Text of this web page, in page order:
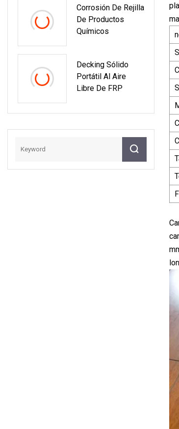
De La Fibra De
Vidrio De FRP Que
Corre Rod
Corrosión De Rejilla
De Productos
Químicos
Decking Sólido
Portátil Al Aire
Libre De FRP